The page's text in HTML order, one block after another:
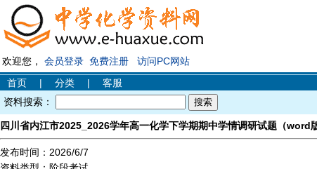
欢迎您， 会员登录 免费注册
访问PC网站
首页
| 分类 |
客服
资料搜索：
四川省内江市2025_2026学年高一化学下学期期中学情调研试题（word
发布时间： 2026/6/7